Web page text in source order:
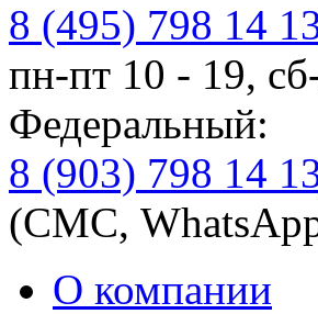
8 (495) 798 14
пн-пт 10 - 19,
Федеральный:
8 (903) 798 14
(СМС,
О компании